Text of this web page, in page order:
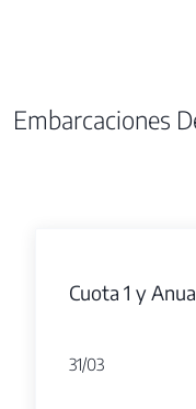
Embarcaciones
Cuota 1 y
31/03